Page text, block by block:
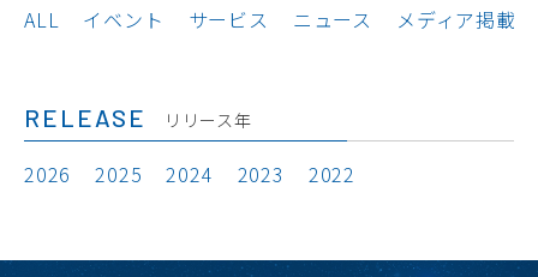
ALL イベント サービス ニュース メディア掲載
RELEASE リリース年
2026 2025 2024 2023 2022